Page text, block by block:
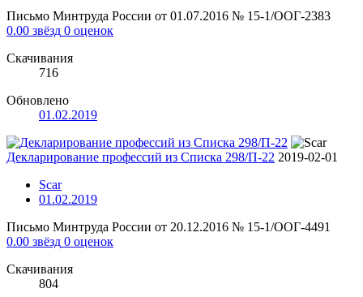
Письмо Минтруда России от 01.07.2016 № 15-1/ООГ-2383
0.00 звёзд 0 оценок
Скачивания
716
Обновлено
01.02.2019
Декларирование профессий из Списка 298/П-22 2019-02-01
Scar
01.02.2019
Письмо Минтруда России от 20.12.2016 № 15-1/ООГ-4491
0.00 звёзд 0 оценок
Скачивания
804